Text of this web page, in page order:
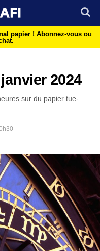
papier ! Abonnez-vous ou
2024
sur du papier tue-